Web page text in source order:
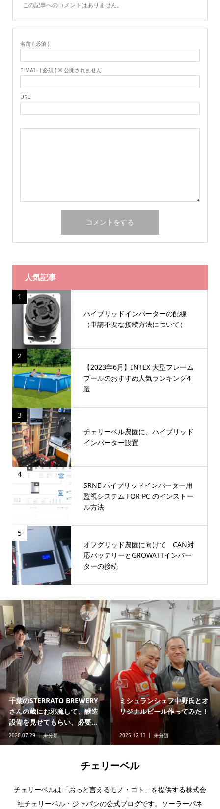
この記事へのコメントはありません。
名前 ( 必須 )
E-MAIL ( 必須 ) ※ 公開されません
URL
人気記事
1
ハイブリッドインバーターの配線
（申請不要な接続方法について）
2
【2023年6月】INTEX 大型フレーム
プールのおすすめ人気ランキング4
選
3
チェリーベル農園に、ハイブリッド
インバーター設置
4
SRNE ハイブリッドインバーター用
監視システム FOR PC のインストー
ル方法
5
オフグリッド農園に向けて CAN対
応バッテリーとGROWATTインバー
ターの接続
千葉のSTERRATO BREWERY
さんの蔵にお邪魔して、醸造
設備を見せてもらい、必要...
2026.07.29 未分類
ミシュランシェフ中野氏とオ
リジナルビール作ってみた！
2025.12.13 未分類
チェリーベル
チェリーベルは「おっと言えるモノ・コト」を提供する株式会
社チェリーベル・ジャパンの公式ブログです。ソーラーパネ